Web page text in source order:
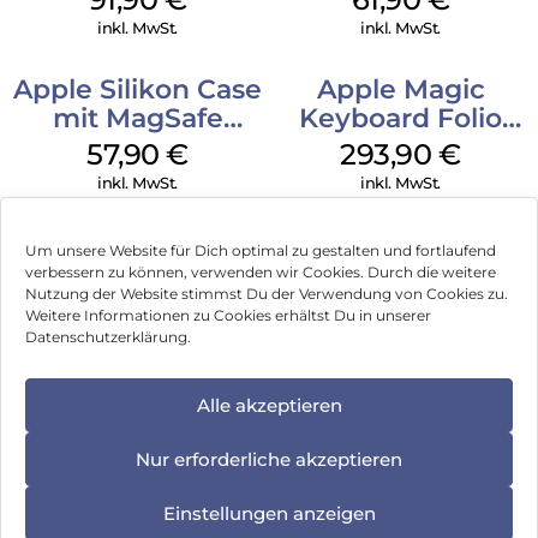
Um unsere Website für Dich optimal zu gestalten und fortlaufend
verbessern zu können, verwenden wir Cookies. Durch die weitere
Nutzung der Website stimmst Du der Verwendung von Cookies zu.
Weitere Informationen zu Cookies erhältst Du in unserer
Datenschutzerklärung.
Alle akzeptieren
Nur erforderliche akzeptieren
Einstellungen anzeigen
inkl. MwSt.
MagSafe Schwarz
inkl. MwSt.
Apple Silikon Case
mit MagSafe
iPhone 14 Pro
(PRODUCT)RED
57,90€
inkl. MwSt.
Apple Magic
Keyboard Folio
iPad 10.9″ (10.Gen.)
Weiß
293,90€
inkl. MwSt.
Impressum
Hinweis zur Batterieentsorgung